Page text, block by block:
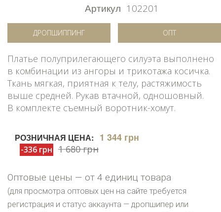
Артикул 102201
ДРОПШИППИНГ ОПТ
Платье полуприлегающего силуэта выполнено
в комбинации из ангоры и трикотажа косичка.
Ткань мягкая, приятная к телу, растяжимость
выше средней. Рукав втачной, одношовный.
В комплекте съемный воротник-хомут.
РОЗНИЧНАЯ ЦЕНА: 1 344 грн
-336 грн 1 680 грн
Оптовые цены — от 4 единиц товара
(для просмотра оптовых цен на сайте требуется
регистрация и статус аккаунта — дропшипер или